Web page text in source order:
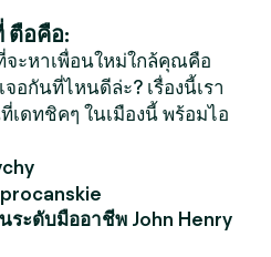
ตือคือ:
ะหาเพื่อนใหม่ใกล้คุณคือ
กันที่ไหนดีล่ะ? เรื่องนี้เรา
ดทชิคๆ ในเมืองนี้ พร้อมไอ
ะดับมืออาชีพ John Henry